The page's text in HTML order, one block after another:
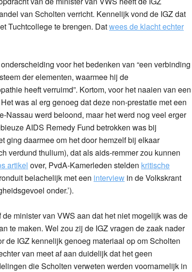
van Scholten verricht. Kennelijk vond de IGZ dat
Tuchtcollege te brengen. Datwees de klacht echter
voor het bedenken van “een verbinding
der elementen, waarmee hij de
heeft verruimd”. Kortom, voor het naaien van een
was al erg genoeg dat deze non-prestatie met een
Nassau werd beloond, maar het werd nog veel erger
AIDS Remedy Fund betrokken was bij
ging daarmee om het door hemzelf bij elkaar
verdund thulium), dat als aids-remmer zou kunnen
artikel over, PvdA-Kamerleden stelden kritische
belachelijk met een interview in de Volkskrant
onder.’).
minister van VWS aan dat het niet mogelijk was de
te maken. Wel zou zij de IGZ vragen de zaak nader
de IGZ kennelijk genoeg materiaal op om Scholten
van meet af aan duidelijk dat het geen
die Scholten verweten werden voornamelijk in